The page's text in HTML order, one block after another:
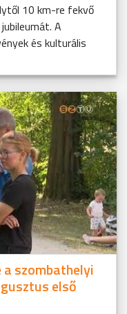
10 km-re fekvő
A
és kulturális
szombathelyi
első